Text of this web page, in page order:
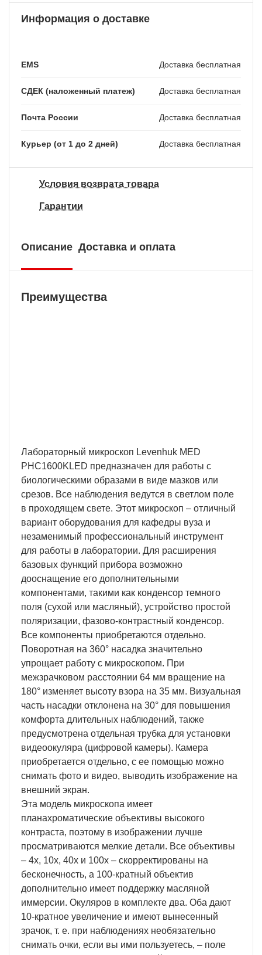
Информация о доставке
EMS Доставка бесплатная
СДЕК (наложенный платеж) Доставка бесплатная
Почта России Доставка бесплатная
Курьер (от 1 до 2 дней) Доставка бесплатная
Условия возврата товара
Гарантии
Описание Доставка и оплата
Преимущества
Лабораторный микроскоп Levenhuk MED
PHС1600KLED предназначен для работы с
биологическими образами в виде мазков или
срезов. Все наблюдения ведутся в светлом поле
в проходящем свете. Этот микроскоп – отличный
вариант оборудования для кафедры вуза и
незаменимый профессиональный инструмент
для работы в лаборатории. Для расширения
базовых функций прибора возможно
дооснащение его дополнительными
компонентами, такими как конденсор темного
поля (сухой или масляный), устройство простой
поляризации, фазово-контрастный конденсор.
Все компоненты приобретаются отдельно.
Поворотная на 360° насадка значительно
упрощает работу с микроскопом. При
межзрачковом расстоянии 64 мм вращение на
180° изменяет высоту взора на 35 мм. Визуальная
часть насадки отклонена на 30° для повышения
комфорта длительных наблюдений, также
предусмотрена отдельная трубка для установки
видеоокуляра (цифровой камеры). Камера
приобретается отдельно, с ее помощью можно
снимать фото и видео, выводить изображение на
внешний экран.
Эта модель микроскопа имеет
планахроматические объективы высокого
контраста, поэтому в изображении лучше
просматриваются мелкие детали. Все объективы
– 4х, 10х, 40х и 100х – скорректированы на
бесконечность, а 100-кратный объектив
дополнительно имеет поддержку масляной
иммерсии. Окуляров в комплекте два. Оба дают
10-кратное увеличение и имеют вынесенный
зрачок, т. е. при наблюдениях необязательно
снимать очки, если вы ими пользуетесь, – поле